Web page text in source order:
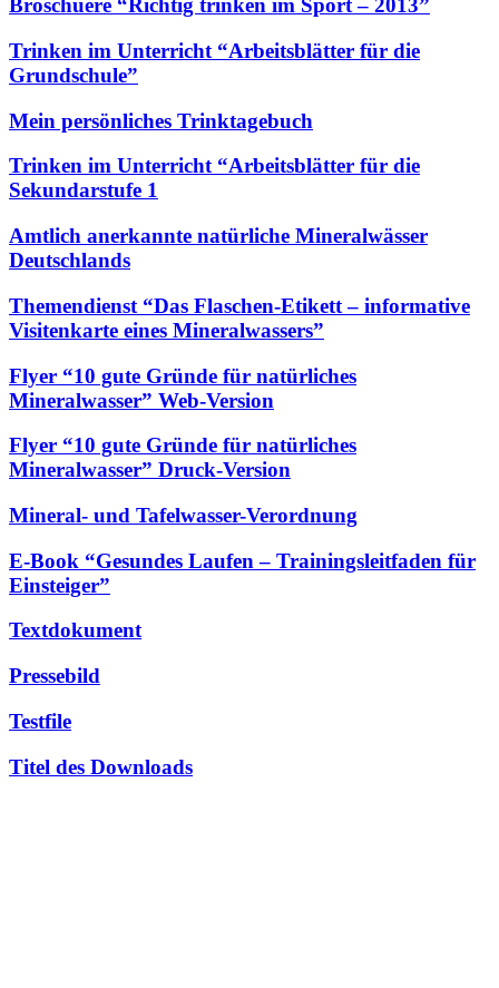
Broschuere “Richtig trinken im Sport – 2013”
Trinken im Unterricht “Arbeitsblätter für die
Grundschule”
Mein persönliches Trinktagebuch
Trinken im Unterricht “Arbeitsblätter für die
Sekundarstufe 1
Amtlich anerkannte natürliche Mineralwässer
Deutschlands
Themendienst “Das Flaschen-Etikett – informative
Visitenkarte eines Mineralwassers”
Flyer “10 gute Gründe für natürliches
Mineralwasser” Web-Version
Flyer “10 gute Gründe für natürliches
Mineralwasser” Druck-Version
Mineral- und Tafelwasser-Verordnung
E-Book “Gesundes Laufen – Trainingsleitfaden für
Einsteiger”
Textdokument
Pressebild
Testfile
Titel des Downloads